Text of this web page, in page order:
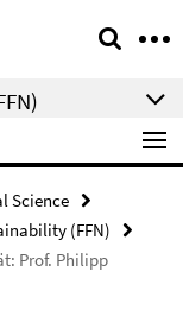
Science
(FFN)
Prof. Philipp